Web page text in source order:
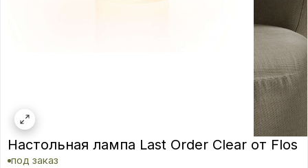
Настольная лампа Last Order Clear от Flos
под заказ